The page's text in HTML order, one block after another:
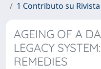
1 Contributo su Rivista
AGEING OF A
LEGACY
REMEDIES